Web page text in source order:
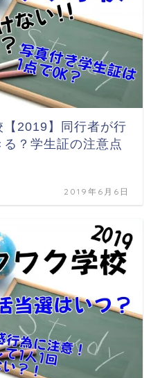
【2019】同行者が行
？学生証の注意点
2019年6月6日